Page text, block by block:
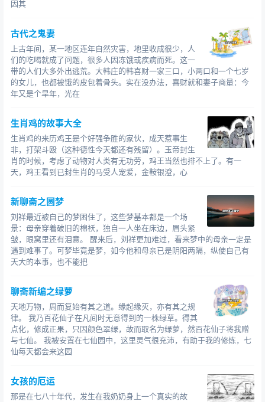
村人道：“前个月，村里的人家每家都得到了一个梦，梦到
土地神来告诉大家，说今天有人到村里来，是他的。因
此，我村里的人选了个日子，在明天举行祭祀土地神的大
会。今天，先生果然来了，真是一件奇异灵验的事。”
张文翰住在村里，第二天早上，早早起来，梳洗完毕，整
理好衣服，进入庙里，见庙里的神像是新塑成的，就对着
灵，希望你能知晓。”
说完，张文翰鞠躬下拜，然而神位上的神像也像在鞠躬。
众人才扶起张文翰，说：“先生不要过于恭谦，神也感到不
安了。”张文翰才停止，不再下拜。
好酒好肉招待他。
他离开的那天，村民又在大家共有的村会费中，拿出两百
两银子送给他。
张文翰回家置买田地，也算得上小康之家了。
滑县的村子中，至今还有折腰土地的说法。
因其
古代之鬼妻
上古年间，某一地区连年自然灾害，地里收成很少，人
们的吃喝就成了问题，很多人因冻饿或疾病而死。这一
带的人们大多外出逃荒。大韩庄的韩喜财一家三口，小两口和一个七岁
的女儿，也都被饿的皮包着骨头。实在没办法，喜财就和妻子商量：今
年又是个旱年，光在
生肖鸡的故事大全
生肖鸡的来历鸡王是个好强争胜的家伙，成天惹事生
非，打架斗殴（这种德性今天都还有残留）。玉帝封生
肖的时候，考虑了动物对人类有无功劳，鸡王当然也排不上了。有一
天，鸡王看到已封生肖的马受人宠爱，金鞍银澄，心
新聊斋之圆梦
刘祥最近被自己的梦困住了，这些梦基本都是一个场
景：母亲穿着破旧的棉袄，独自一人坐在床边，眉头紧
皱，眼窝里还有泪意。 醒来后，刘祥更加难过，看来梦中的母亲一定是
遇到难事了。可梦毕竟是梦，如今他和母亲已是阴阳两隔，纵使自己有
天大的本事，也不能把
聊斋新编之绿萝
天地万物，周而复始有其之道。缘起缘灭，亦有其之规
律。 我乃百花仙子在凡间时无意得到的一株绿草。得其
点化，修成正果，只因颜色翠绿，故而取名为绿萝，然百花仙子将我赠
与七仙。 我被安置在七仙园中，这里灵气很充沛，有助于我的修炼，七
仙每天都会来这园
女孩的厄运
那是在七八十年代，发生在我奶奶身上一个真实的故